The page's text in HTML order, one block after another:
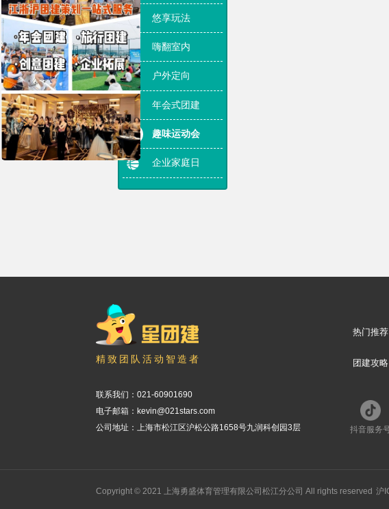
悠享玩法
嗨翻室内
户外定向
年会式团建
趣味运动会
企业家庭日
精致团队活动智造者
联系我们： 021-60901690
电子邮箱：kevin@021stars.com
公司地址：上海市松江区沪松公路1658号九润科创园3层
热门推荐
团建攻略
抖音服务
Copyright © 2021 上海勇盛体育管理有限公司松江分公司 All rights reserved 沪